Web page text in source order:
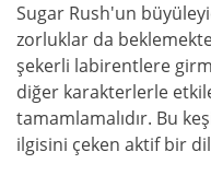
Sugar Rush'un
zorluklar da
şekerli labirentlere
diğer karakterlerle
tamamlamalıdır. Bu
ilgisini çeken aktif bir dil